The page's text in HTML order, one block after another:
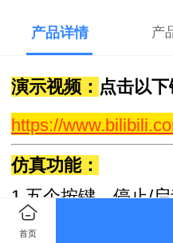
产品详情 产
演示视频： 点击以
https://
仿真功能：
1.五个按键，停止/
速，减速
首页